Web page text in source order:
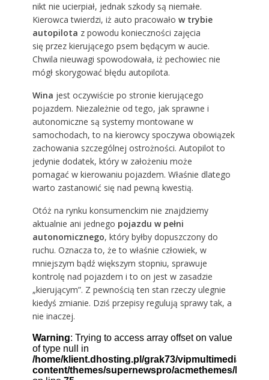
nikt nie ucierpiał, jednak szkody są niemałe.
Kierowca twierdzi, iż auto pracowało w trybie
autopilota z powodu konieczności zajęcia
się przez kierującego psem będącym w aucie.
Chwila nieuwagi spowodowała, iż pechowiec nie
mógł skorygować błędu autopilota.
Wina jest oczywiście po stronie kierującego
pojazdem. Niezależnie od tego, jak sprawne i
autonomiczne są systemy montowane w
samochodach, to na kierowcy spoczywa obowiązek
zachowania szczególnej ostrożności. Autopilot to
jedynie dodatek, który w założeniu może
pomagać w kierowaniu pojazdem. Właśnie dlatego
warto zastanowić się nad pewną kwestią.
Otóż na rynku konsumenckim nie znajdziemy
aktualnie ani jednego pojazdu w pełni
autonomicznego, który byłby dopuszczony do
ruchu. Oznacza to, że to właśnie człowiek, w
mniejszym bądź większym stopniu, sprawuje
kontrolę nad pojazdem i to on jest w zasadzie
„kierującym”. Z pewnością ten stan rzeczy ulegnie
kiedyś zmianie. Dziś przepisy regulują sprawy tak, a
nie inaczej.